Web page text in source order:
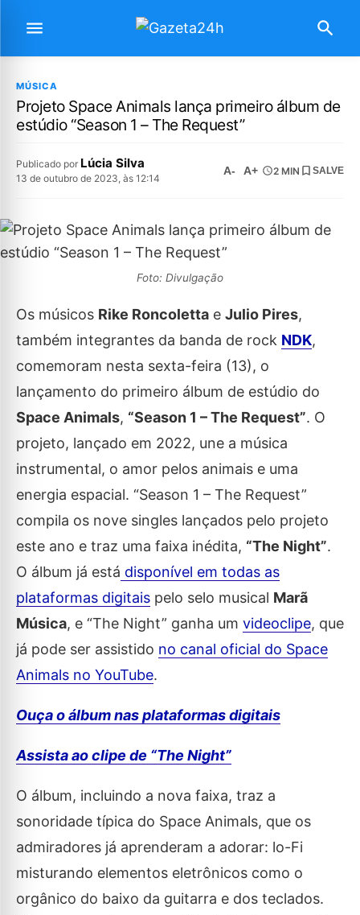
MÚSICA
Projeto Space Animals lança primeiro álbum de
estúdio “Season 1 – The Request”
Publicado por Lúcia Silva
13 de outubro de 2023, às 12:14
A- A+ 2 MIN SALVE
Foto: Divulgação
Os músicos Rike Roncoletta e Julio Pires,
também integrantes da banda de rock NDK,
comemoram nesta sexta-feira (13), o
lançamento do primeiro álbum de estúdio do
Space Animals, “Season 1 – The Request”. O
projeto, lançado em 2022, une a música
instrumental, o amor pelos animais e uma
energia espacial. “Season 1 – The Request”
compila os nove singles lançados pelo projeto
este ano e traz uma faixa inédita, “The Night”.
O álbum já está disponível em todas as
plataformas digitais pelo selo musical Marã
Música, e “The Night” ganha um videoclipe, que
já pode ser assistido no canal oficial do Space
Animals no YouTube.
Ouça o álbum nas plataformas digitais
Assista ao clipe de “The Night”
O álbum, incluindo a nova faixa, traz a
sonoridade típica do Space Animals, que os
admiradores já aprenderam a adorar: lo-Fi
misturando elementos eletrônicos como o
orgânico do baixo da guitarra e dos teclados.